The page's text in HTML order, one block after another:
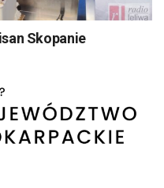
Skopanie